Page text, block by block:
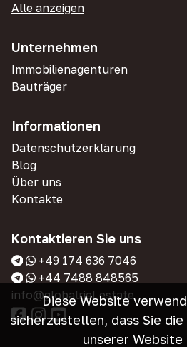
Alle anzeigen
Unternehmen
Immobilienagenturen
Bauträger
Informationen
Datenschutzerklärung
Blog
Über uns
Kontakte
Kontaktieren Sie uns
+49 174 636 7046
+44 7488 848565
info@globalriel.estate
Diese Website
sicherzustellen, dass Sie
unserer Website